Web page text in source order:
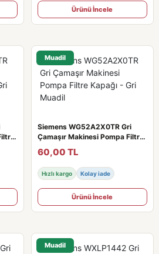
Ürünü İncele
Muadil
Siemens WG52A2X0TR Gri
Çamaşır Makinesi Pompa Filtre
60,00 TL
Hızlı kargo Kolay iade
Ürünü İncele
Muadil